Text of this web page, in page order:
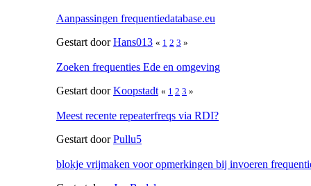
Aanpassingen frequentiedatabase.eu
Gestart doorHans013 « 1 2 3 »
Zoeken frequenties Ede en omgeving
Gestart doorKoopstadt « 1 2 3 »
Meest recente repeaterfreqs via RDI?
Gestart doorPullu5
blokje vrijmaken voor opmerkingen bij invoeren